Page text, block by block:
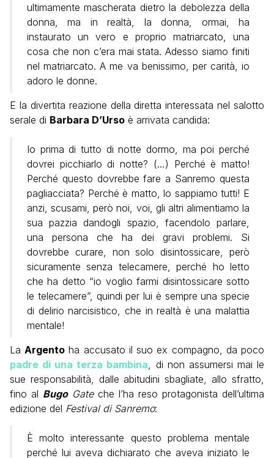
ultimamente mascherata dietro la debolezza della
donna, ma in realtà, la donna, ormai, ha
instaurato un vero e proprio matriarcato, una
cosa che non c’era mai stata. Adesso siamo finiti
nel matriarcato. A me va benissimo, per carità, io
adoro le donne.
E la divertita reazione della diretta interessata nel salotto
serale di Barbara D’Urso è arrivata candida:
Io prima di tutto di notte dormo, ma poi perché
dovrei picchiarlo di notte? (…) Perché è matto!
Perché questo dovrebbe fare a Sanremo questa
pagliacciata? Perché è matto, lo sappiamo tutti! E
anzi, scusami, però noi, voi, gli altri alimentiamo la
sua pazzia dandogli spazio, facendolo parlare,
una persona che ha dei gravi problemi. Si
dovrebbe curare, non solo disintossicare, però
sicuramente senza telecamere, perché ho letto
che ha detto “io voglio farmi disintossicare sotto
le telecamere”, quindi per lui è sempre una specie
di delirio narcisistico, che in realtà è una malattia
mentale!
LaArgento ha accusato il suo ex compagno, da poco
padre di una terza bambina, di non assumersi mai le
sue responsabilità, dalle abitudini sbagliate, allo sfratto,
fino al BugoGateche l’ha reso protagonista dell’ultima
edizione del Festival di Sanremo:
È molto interessante questo problema mentale
perché lui aveva dichiarato che aveva iniziato le